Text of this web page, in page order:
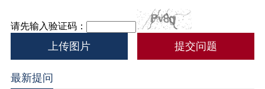
请先输入验证码：
上传图片
最新提问